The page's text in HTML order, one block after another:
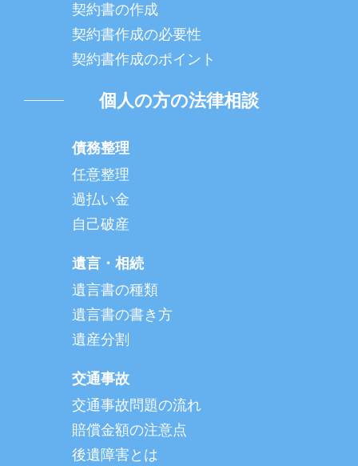
契約書の作成
契約書作成の必要性
契約書作成のポイント
個人の方の法律相談
債務整理
任意整理
過払い金
自己破産
遺言・相続
遺言書の種類
遺言書の書き方
遺産分割
交通事故
交通事故問題の流れ
賠償金額の注意点
後遺障害とは